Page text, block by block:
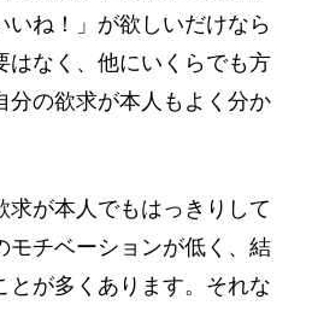
いね！」が欲しいだけなら
はなく、他にいくらでも方
分の欲求が本人もよく分か
が本人でもはっきりして
モチベーションが低く、結
とが多くあります。それな